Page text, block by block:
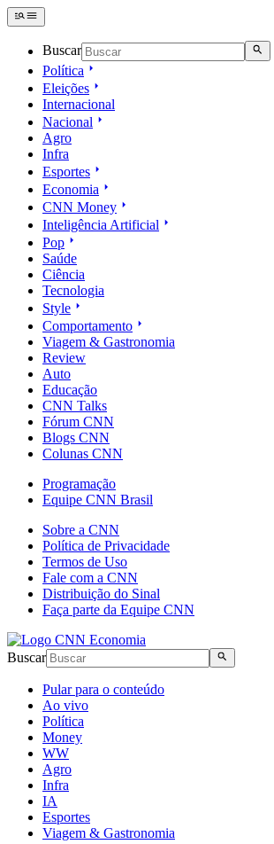
Buscar
Política
Eleições
Internacional
Nacional
Agro
Infra
Esportes
Economia
CNN Money
Inteligência Artificial
Pop
Saúde
Ciência
Tecnologia
Style
Comportamento
Viagem & Gastronomia
Review
Auto
Educação
CNN Talks
Fórum CNN
Blogs CNN
Colunas CNN
Programação
Equipe CNN Brasil
Sobre a CNN
Política de Privacidade
Termos de Uso
Fale com a CNN
Distribuição do Sinal
Faça parte da Equipe CNN
Buscar
Pular para o conteúdo
Ao vivo
Política
Money
WW
Agro
Infra
IA
Esportes
Viagem & Gastronomia